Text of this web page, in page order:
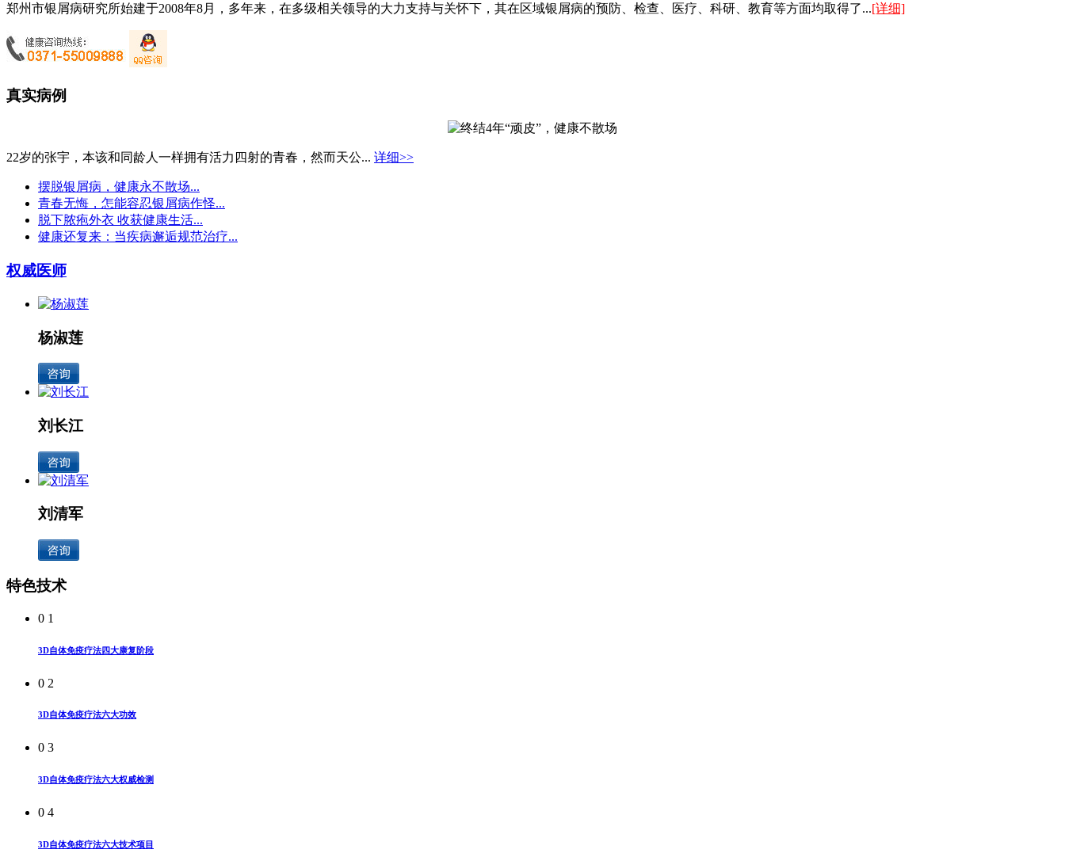
郑州市银屑病研究所始建于2008年8月，多年来，在多级相关领导的大力支持与关怀下，其在区域银屑病的预防、检查、医疗、科研、教育等方面均取得了...[详细]
真实病例
22岁的张宇，本该和同龄人一样拥有活力四射的青春，然而天公... 详细>>
摆脱银屑病，健康永不散场...
青春无悔，怎能容忍银屑病作怪...
脱下脓疱外衣 收获健康生活...
健康还复来：当疾病邂逅规范治疗...
权威医师
杨淑莲
刘长江
刘清军
特色技术
0 1
3D自体免疫疗法四大康复阶段
0 2
3D自体免疫疗法六大功效
0 3
3D自体免疫疗法六大权威检测
0 4
3D自体免疫疗法六大技术项目